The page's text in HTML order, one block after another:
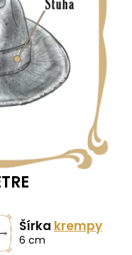
Šírka krempy
6 cm